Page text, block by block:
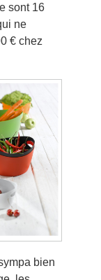
sont 16
ne
€ chez
bien